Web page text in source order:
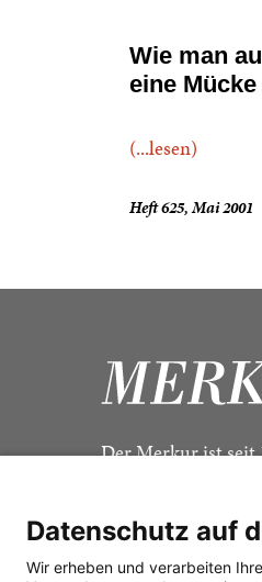
Wie man
eine
(...lesen)
Heft 625, Mai 2001
Der Merkur ist seit
Datenschutz auf
Wir erheben und verarbeiten